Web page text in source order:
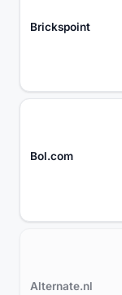
Brickspoint
Bol.com
Alternate.nl